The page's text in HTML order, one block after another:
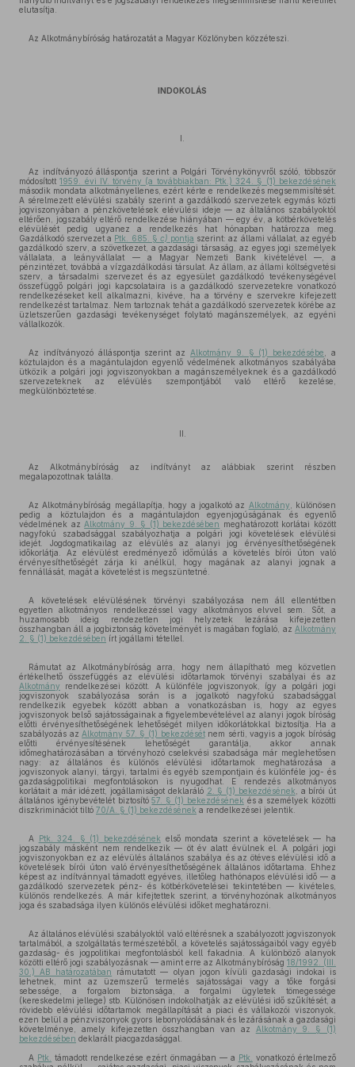
elutasítja.
Az Alkotmánybíróság határozatát a Magyar Közlönyben közzéteszi.
INDOKOLÁS
I.
Az indítványozó álláspontja szerint a Polgári Törvénykönyvről szóló, többször
módosított1959. évi IV. törvény (a továbbiakban: Ptk.) 324. § (1) bekezdésének
második mondata alkotmányellenes, ezért kérte e rendelkezés megsemmisítését.
A sérelmezett elévülési szabály szerint a gazdálkodó szervezetek egymás közti
jogviszonyában a pénzkövetelések elévülési ideje — az általános szabályoktól
eltérően, jogszabály eltérő rendelkezése hiányában — egy év, a kötbérkövetelés
elévülését pedig ugyanez a rendelkezés hat hónapban határozza meg.
Gazdálkodó szervezet a Ptk. 685. § c) pontja szerint: az állami vállalat, az egyéb
gazdálkodó szerv, a szövetkezet, a gazdasági társaság, az egyes jogi személyek
vállalata, a leányvállalat — a Magyar Nemzeti Bank kivételével —, a
pénzintézet, továbbá a vízgazdálkodási társulat. Az állam, az állami költségvetési
szerv, a társadalmi szervezet és az egyesület gazdálkodó tevékenységével
összefüggő polgári jogi kapcsolataira is a gazdálkodó szervezetekre vonatkozó
rendelkezéseket kell alkalmazni, kivéve, ha a törvény e szervekre kifejezett
rendelkezést tartalmaz. Nem tartoznak tehát a gazdálkodó szervezetek körébe az
üzletszerűen gazdasági tevékenységet folytató magánszemélyek, az egyéni
vállalkozók.
Az indítványozó álláspontja szerint az Alkotmány 9. § (1) bekezdésébe
, a
köztulajdon és a magántulajdon egyenlő védelmének alkotmányos szabályába
ütközik a polgári jogi jogviszonyokban a magánszemélyeknek és a gazdálkodó
szervezeteknek az elévülés szempontjából való eltérő kezelése,
megkülönböztetése.
II.
Az Alkotmánybíróság az indítványt az alábbiak szerint részben
megalapozottnak találta.
Az Alkotmánybíróság megállapítja, hogy a jogalkotó az Alkotmány , különösen
pedig a köztulajdon és a magántulajdon egyenjogúságának és egyenlő
védelmének az Alkotmány 9. § (1) bekezdésében meghatározott korlátai között
nagyfokú szabadsággal szabályozhatja a polgári jogi követelések elévülési
idejét. Jogdogmatikailag az elévülés az alanyi jog érvényesíthetőségének
időkorlátja. Az elévülést eredményező időmúlás a követelés bírói úton való
érvényesíthetőségét zárja ki anélkül, hogy magának az alanyi jognak a
fennállását, magát a követelést is megszüntetné.
A követelések elévülésének törvényi szabályozása nem áll ellentétben
egyetlen alkotmányos rendelkezéssel vagy alkotmányos elvvel sem. Sőt, a
huzamosabb ideig rendezetlen jogi helyzetek lezárása kifejezetten
összhangban áll a jogbiztonság követelményét is magában foglaló, az Alkotmány
2. § (1) bekezdésében írt jogállami tétellel.
Rámutat az Alkotmánybíróság arra, hogy nem állapítható meg közvetlen
értékelhető összefüggés az elévülési időtartamok törvényi szabályai és az
Alkotmány rendelkezései között. A különféle jogviszonyok, így a polgári jogi
jogviszonyok szabályozása során is a jogalkotó nagyfokú szabadsággal
rendelkezik egyebek között abban a vonatkozásban is, hogy az egyes
jogviszonyok belső sajátosságainak a figyelembevételével az alanyi jogok bíróság
előtti érvényesíthetőségének lehetőségét milyen időkorlátokkal biztosítja. Ha a
szabályozás az Alkotmány 57. § (1) bekezdésétnem sérti, vagyis a jogok bíróság
előtti érvényesítésének lehetőségét garantálja, akkor annak
időmeghatározásában a törvényhozó cselekvési szabadsága már meglehetősen
nagy: az általános és különös elévülési időtartamok meghatározása a
jogviszonyok alanyi, tárgyi, tartalmi és egyéb szempontjain és különféle jog- és
gazdaságpolitikai megfontolásokon is nyugodhat. E rendezés alkotmányos
korlátait a már idézett, jogállamiságot deklaráló 2. § (1) bekezdésének , a bírói út
általános igénybevételét biztosító57. § (1) bekezdésének és a személyek közötti
diszkriminációt tiltó 70/A. § (1) bekezdésének a rendelkezései jelentik.
A Ptk. 324. § (1) bekezdésének első mondata szerint a követelések — ha
jogszabály másként nem rendelkezik — öt év alatt évülnek el. A polgári jogi
jogviszonyokban ez az elévülés általános szabálya és az ötéves elévülési idő a
követelések bírói úton való érvényesíthetőségének általános időtartama. Ehhez
képest az indítvánnyal támadott egyéves, illetőleg hathónapos elévülési idő — a
gazdálkodó szervezetek pénz- és kötbérkövetelései tekintetében — kivételes,
különös rendelkezés. A már kifejtettek szerint, a törvényhozónak alkotmányos
joga és szabadsága ilyen különös elévülési időket meghatározni.
Az általános elévülési szabályoktól való eltérésnek a szabályozott jogviszonyok
tartalmából, a szolgáltatás természetéből, a követelés sajátosságaiból vagy egyéb
gazdaság- és jogpolitikai megfontolásból kell fakadnia. A különböző alanyok
közötti eltérő jogi szabályozásnak — amint erre az Alkotmánybíróság 18/1992. (III.
30.) AB határozatában
rámutatott — olyan jogon kívüli gazdasági indokai is
lehetnek, mint az üzemszerű termelés sajátosságai vagy a tőke forgási
sebessége, a forgalom biztonsága, a forgalmi ügyletek tömegessége
(kereskedelmi jellege) stb. Különösen indokolhatják az elévülési idő szűkítését, a
rövidebb elévülési időtartamok megállapítását a piaci és vállakozói viszonyok,
ezen belül a pénzviszonyok gyors lebonyolódásának és lezárásának a gazdasági
követelménye, amely kifejezetten összhangban van az
Alkotmány 9. § (1)
bekezdésében deklarált piacgazdasággal.
A Ptk. támadott rendelkezése ezért önmagában — a Ptk.
vonatkozó értelmező